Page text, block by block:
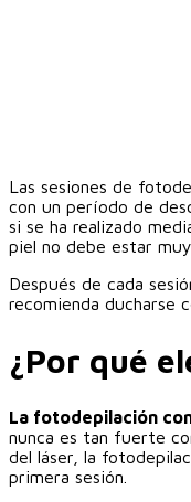
Las sesiones de
con un período de
si se ha realizado
piel no debe estar muy
Después de cada
recomienda ducharse
¿Por qué
La fotodepilación
nunca es tan fuerte
del láser, la
primera sesión.